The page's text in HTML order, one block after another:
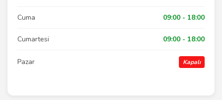
Cuma 09:00 - 18:00
Cumartesi 09:00 - 18:00
Pazar Kapalı